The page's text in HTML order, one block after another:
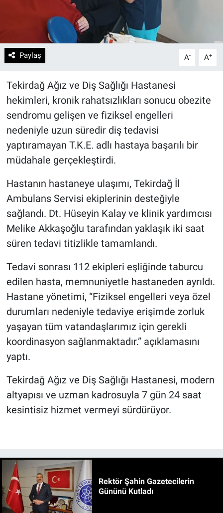
Paylaş A- A+
Tekirdağ Ağız ve Diş Sağlığı Hastanesi
hekimleri, kronik rahatsızlıkları sonucu obezite
sendromu gelişen ve fiziksel engelleri
nedeniyle uzun süredir diş tedavisi
yaptıramayan T.K.E. adlı hastaya başarılı bir
müdahale gerçekleştirdi.
Hastanın hastaneye ulaşımı, Tekirdağ İl
Ambulans Servisi ekiplerinin desteğiyle
sağlandı. Dt. Hüseyin Kalay ve klinik yardımcısı
Melike Akkaşoğlu tarafından yaklaşık iki saat
süren tedavi titizlikle tamamlandı.
Tedavi sonrası 112 ekipleri eşliğinde taburcu
edilen hasta, memnuniyetle hastaneden ayrıldı.
Hastane yönetimi, “Fiziksel engelleri veya özel
durumları nedeniyle tedaviye erişimde zorluk
yaşayan tüm vatandaşlarımız için gerekli
koordinasyon sağlanmaktadır.” açıklamasını
yaptı.
Tekirdağ Ağız ve Diş Sağlığı Hastanesi, modern
altyapısı ve uzman kadrosuyla 7 gün 24 saat
kesintisiz hizmet vermeyi sürdürüyor.
Rektör Şahin Gazetecilerin
Gününü Kutladı